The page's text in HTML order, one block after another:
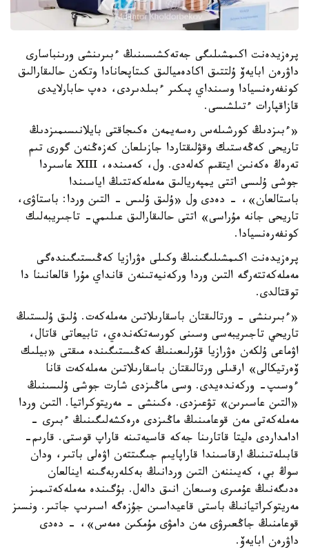
پرەزيدەنت اكىمشىلىگى جەتەكشىسىنىڭ ءبىرىنشى ورىنباسارى
داۋرەن ابايەۆ ۇلتتىق اكادەميالىق كىتاپحانادا وتكەن حالىقارالىق
كونفەرەنسيادا وسىنداي پىكىر ءبىلدىردى، دەپ حابارلايدى
قازاقپارات ءتىلشىسى.
«ءبىزدىڭ كورشىلەس رەسەيمەن ەكىجاقتى بايلانىسىمىزدىڭ
تاريحى كەڭەستىك وقۋلىقتاردا جازىلعان كەزەڭنەن گورى تىم
تەرەڭ ەكەنىن ايتقىم كەلەدى. ول، كەمىندە، XIII عاسىردا
جوشى ۇلىسى اتتى يمپەريالىق مەملەكەتتىڭ اياسىندا
باستالعان»، - دەدى ول «ۇلىق ۇلىس - التىن وردا: باستاۋى،
تاريحى جانە مۇراسى» اتتى حالىقارالىق عىلىمي- تاجىريبەلىك
كونفەرەنسيادا.
پرەزيدەنت اكىمشىلىگىنىڭ وكىلى ەۋرازيا كەڭىستىگىندەگى
مەملەكەتتەرگە التىن وردا وركەنيەتىنەن قانداي مۇرا قالعانىنا دا
توقتالدى.
«ءبىرىنشى - ورتالىقتان باسقارىلاتىن مەملەكەت. ۇلىق ۇلىستىڭ
تاريحي تاجىريبەسى وسىنى كورسەتكەندەي، تابيعاتى قاتال،
اۋماعى ۇلكەن ەۋرازيا قۇرلىعىنىڭ كەڭىستىگىندە مىقتى «بيلىك
ۆەرتيكالى» ارقىلى ورتالىقتان باسقارىلاتىن مەملەكەت قانا
ءوسىپ- وركەندەيدى. وسى ماڭىزدى شارت جوشى ۇلىسىنىڭ
«التىن عاسىرىن» تۋعىزدى. ەكىنشى - مەريتوكراتيا. التىن وردا
مەملەكەتى مەن قوعامىنىڭ ماڭىزدى ەرەكشەلىگىنىڭ ءبىرى -
ادامداردى ەليتا قاتارىنا جەكە قاسيەتىنە قاراپ قوستى. قارىم-
قابىلەتىنىڭ ارقاسىندا قاراپايىم جىگىتتەن اۋەلى باتىر، ودان
سوڭ بي، كەيىننەن التىن وردانىڭ بەكلەربەگىنە اينالعان
ەدىگەنىڭ عۇمىرى وسىعان انىق دالەل. بۇگىندە مەملەكەتىمىز
مەريتوكراتيانىڭ باستى قاعيداسىن جۇزەگە اسىرىپ جاتىر. ونسىز
قوعامنىڭ جاڭعىرۋى مەن دامۋى مۇمكىن ەمەس»، - دەدى
داۋرەن ابايەۆ.